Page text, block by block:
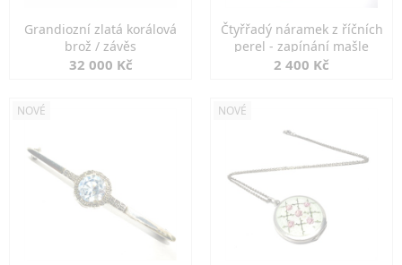
Grandiozní zlatá korálová
brož / závěs
32 000 Kč
Čtyřřadý náramek z říčních
perel - zapínání mašle
2 400 Kč
NOVÉ NOVÉ